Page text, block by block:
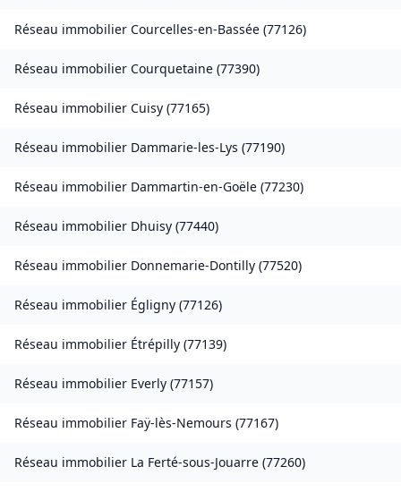
Réseau immobilier Courcelles-en-Bassée (77126)
Réseau immobilier Courquetaine (77390)
Réseau immobilier Cuisy (77165)
Réseau immobilier Dammarie-les-Lys (77190)
Réseau immobilier Dammartin-en-Goële (77230)
Réseau immobilier Dhuisy (77440)
Réseau immobilier Donnemarie-Dontilly (77520)
Réseau immobilier Égligny (77126)
Réseau immobilier Étrépilly (77139)
Réseau immobilier Everly (77157)
Réseau immobilier Faÿ-lès-Nemours (77167)
Réseau immobilier La Ferté-sous-Jouarre (77260)